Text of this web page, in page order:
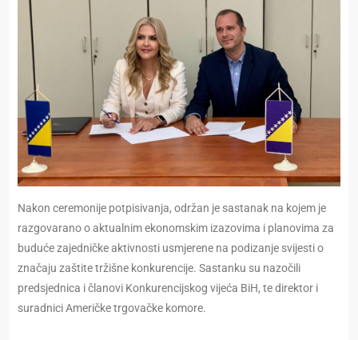
Nakon ceremonije potpisivanja, održan je sastanak na kojem je
razgovarano o aktualnim ekonomskim izazovima i planovima za
buduće zajedničke aktivnosti usmjerene na podizanje svijesti o
značaju zaštite tržišne konkurencije. Sastanku su nazočili
predsjednica i članovi Konkurencijskog vijeća BiH, te direktor i
suradnici Američke trgovačke komore.